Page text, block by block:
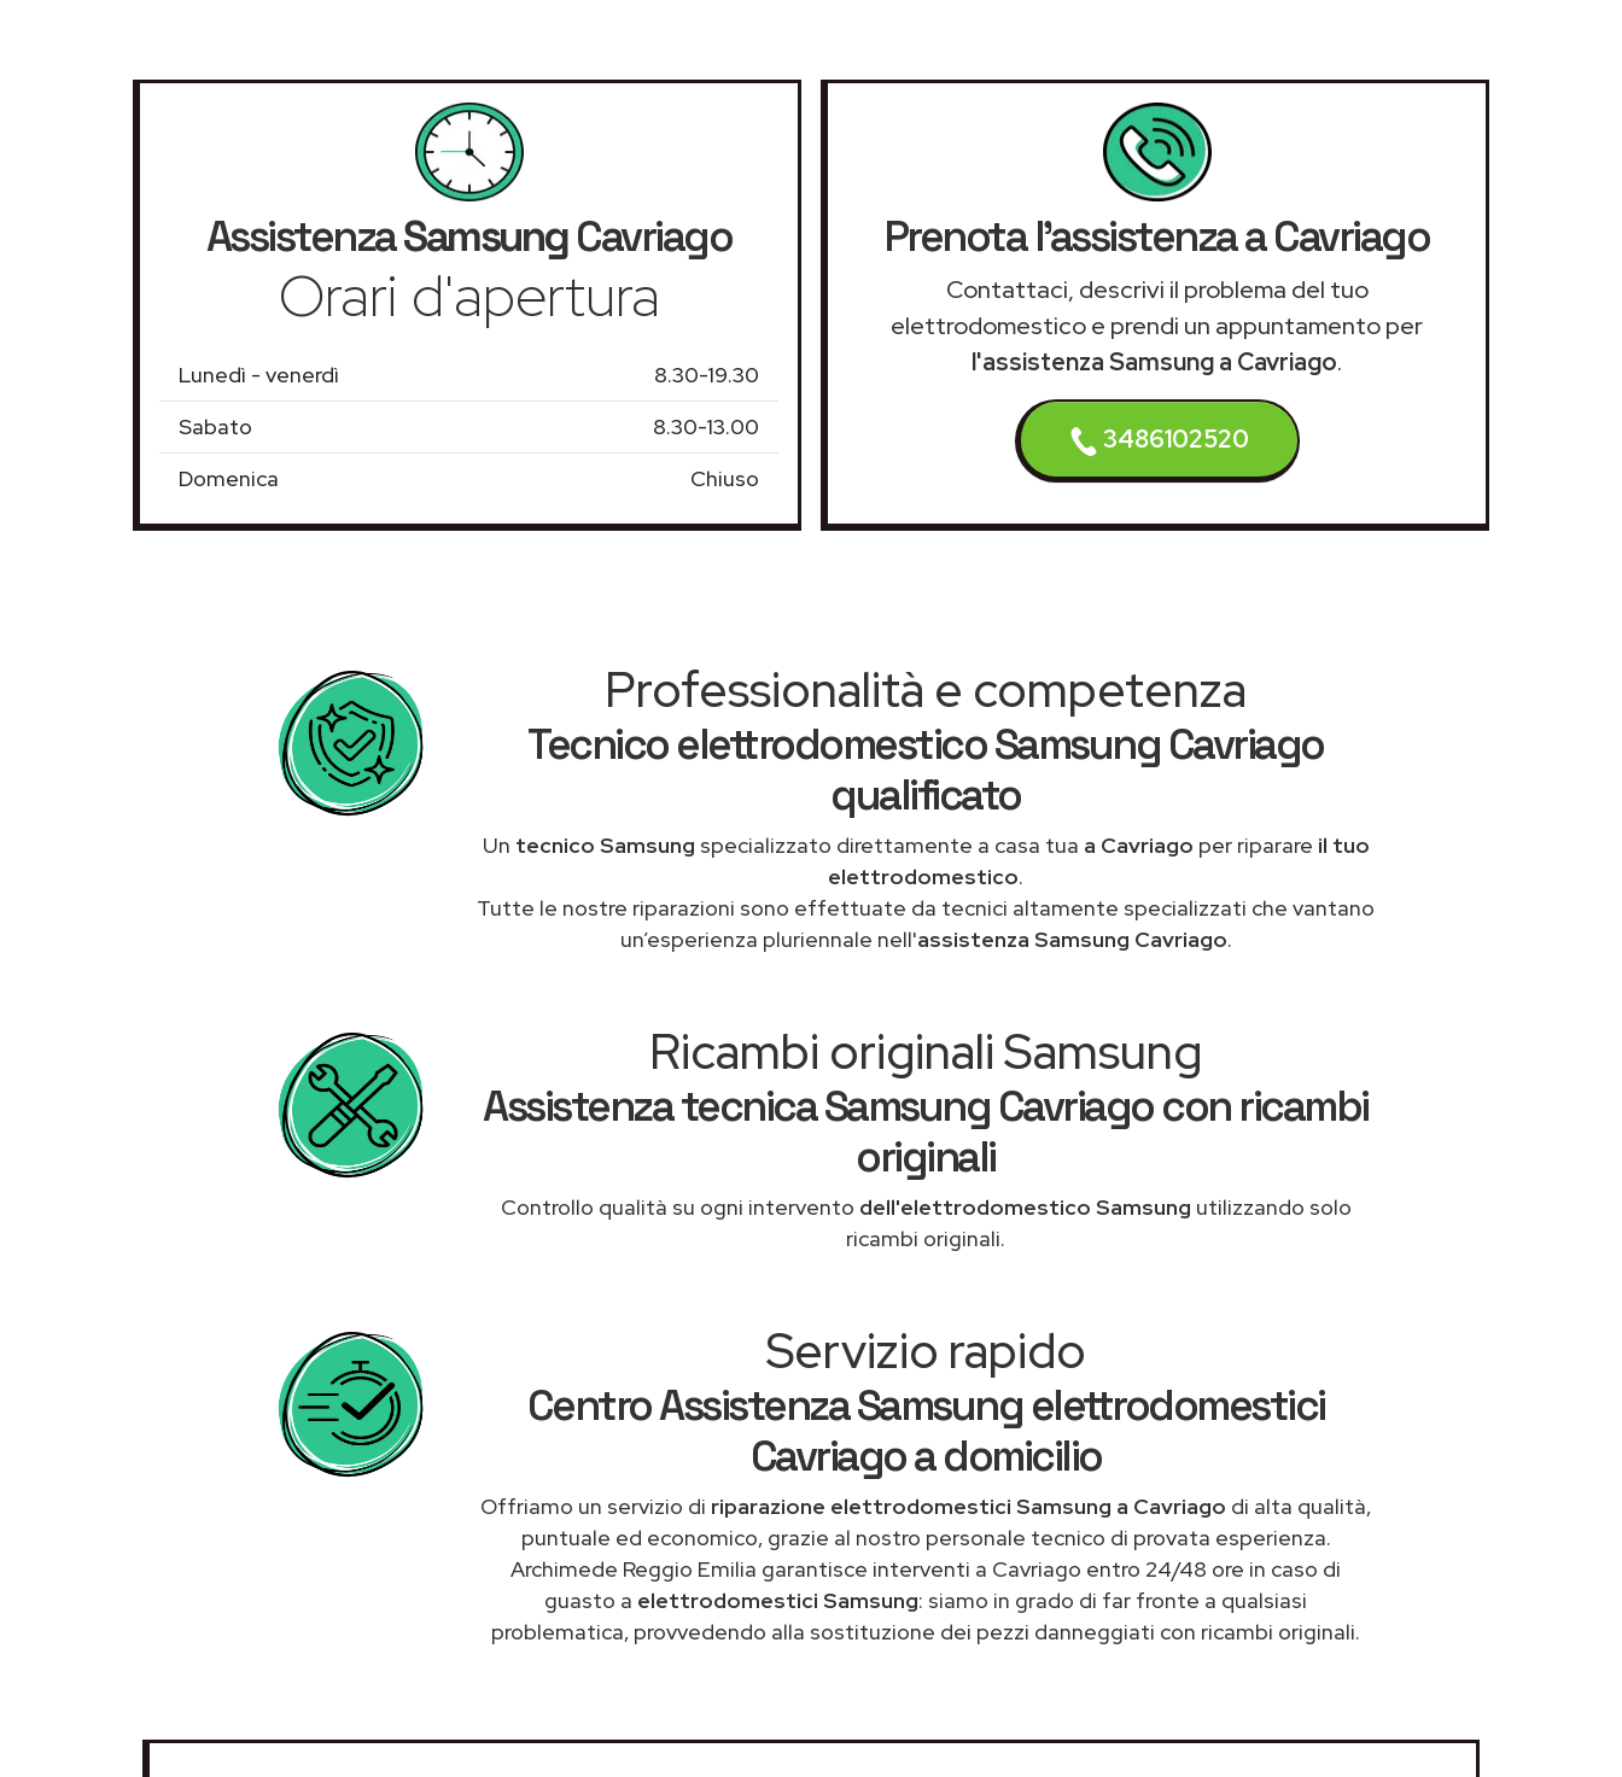
AssistenzaSamsungCavriago
Orari d'apertura
Lunedì - venerdì
8.30-19.30
Sabato
8.30-13.00
Domenica
Chiuso
Prenota l'assistenza a Cavriago
Contattaci, descrivi il problema del tuo
elettrodomestico e prendi un appuntamento per
l'assistenza Samsung a Cavriago.
3486102520
Professionalità e competenza
Tecnico elettrodomestico Samsung Cavriago
qualificato
Un tecnico Samsung specializzato direttamente a casa tua a Cavriago per riparare il tuo
elettrodomestico.
Tutte le nostre riparazioni sono effettuate da tecnici altamente specializzati che vantano
un’esperienza pluriennale nell'assistenza Samsung Cavriago.
Ricambi originali Samsung
Assistenza tecnica Samsung Cavriago con ricambi
originali
Controllo qualità su ogni intervento dell'elettrodomestico Samsung utilizzando solo
ricambi originali.
Servizio rapido
Centro Assistenza Samsung elettrodomestici
Cavriago a domicilio
Offriamo un servizio di riparazione elettrodomestici Samsung a Cavriago di alta qualità,
puntuale ed economico, grazie al nostro personale tecnico di provata esperienza.
Archimede Reggio Emilia garantisce interventi a Cavriago entro 24/48 ore in caso di
guasto a elettrodomestici Samsung: siamo in grado di far fronte a qualsiasi
problematica, provvedendo alla sostituzione dei pezzi danneggiati con ricambi originali.